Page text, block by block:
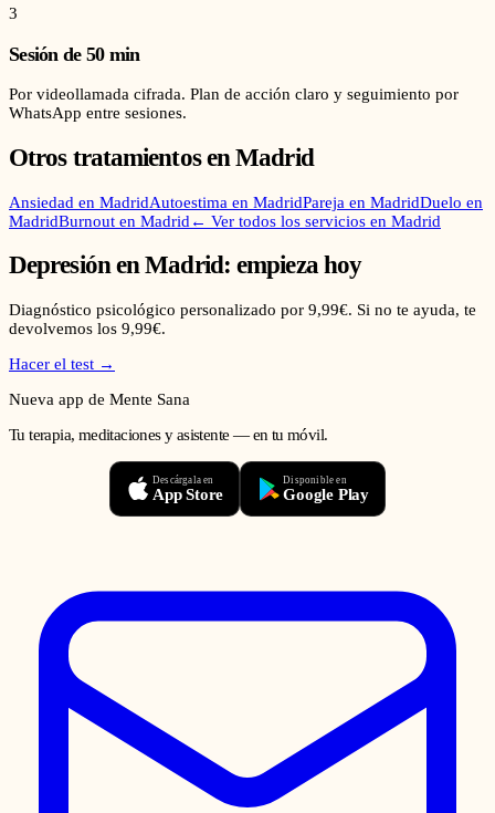
3
Sesión de 50 min
Por videollamada cifrada. Plan de acción claro y seguimiento por
WhatsApp entre sesiones.
Otros tratamientos enMadrid
Ansiedad en MadridAutoestima en MadridPareja en MadridDuelo en
MadridBurnout en Madrid ← Ver todos los servicios en Madrid
DepresiónenMadrid: empieza hoy
Diagnóstico psicológico personalizado por 9,99€. Si no te ayuda, te
devolvemos los 9,99€.
Hacer el test →
Nueva app de Mente Sana
Tu terapia, meditaciones y asistente — en tu móvil.
Descárgala en
App Store
Disponible en
Google Play